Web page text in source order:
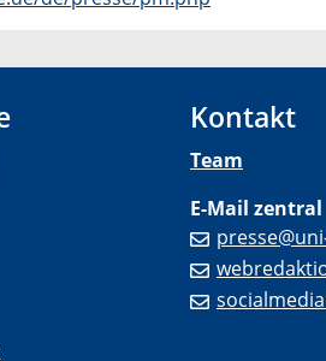
Kontakt
Team
E-Mail zentral